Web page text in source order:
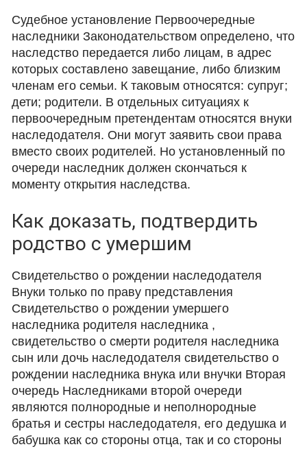
Судебное установление Первоочередные
наследники Законодательством определено, что
наследство передается либо лицам, в адрес
которых составлено завещание, либо близким
членам его семьи. К таковым относятся: супруг;
дети; родители. В отдельных ситуациях к
первоочередным претендентам относятся внуки
наследодателя. Они могут заявить свои права
вместо своих родителей. Но установленный по
очереди наследник должен скончаться к
моменту открытия наследства.
Как доказать, подтвердить
родство с умершим
Свидетельство о рождении наследодателя
Внуки только по праву представления
Свидетельство о рождении умершего
наследника родителя наследника ,
свидетельство о смерти родителя наследника
сын или дочь наследодателя свидетельство о
рождении наследника внука или внучки Вторая
очередь Наследниками второй очереди
являются полнородные и неполнородные
братья и сестры наследодателя, его дедушка и
бабушка как со стороны отца, так и со стороны